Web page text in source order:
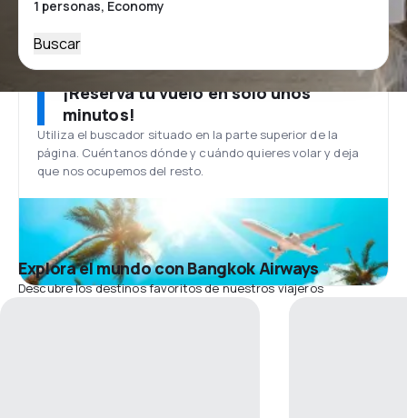
Buscar
¡Reserva tu vuelo en solo unos
minutos!
Utiliza el buscador situado en la parte superior de la
página. Cuéntanos dónde y cuándo quieres volar y deja
que nos ocupemos del resto.
Explora el mundo con Bangkok Airways
Descubre los destinos favoritos de nuestros viajeros